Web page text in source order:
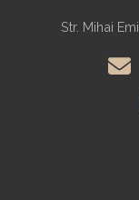
Str. Mihai